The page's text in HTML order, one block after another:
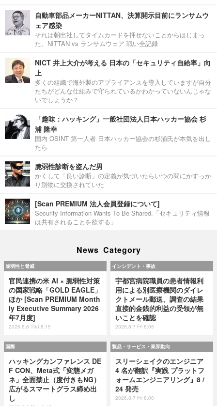
自動車部品メーカーNITTAN、決算開示目前にランサムウ
ェア感染
それは朝出社してタイムカードを押せないことからはじまっ
た。NITTAN vs ランサムウェア 戦い全記録
NICT 井上大介が考える 日本の「セキュリティ自給率」向
上
多くの組織で海外製のアプライアンスを導入していますが自分
たちがどんな仕組みで守られているかわかっていないんじゃな
いでしょうか？
「趣味：ハッキング」一般社団法人日本ハッカー協会 杉
浦 隆幸
国内 OSINT 第一人者 日本ハッカー協会の杉浦氏が本気を出し
たら
脆弱性診断を盗んだ男
かくして「良い診断」の定義が気づいたらいつの間にかすっか
り別物に交換されていた
[Scan PREMIUM 法人会員登録について]
Security Information Wants To Be Shared.「セキュリティ情報
は共有されることを欲する」
News Category
脆弱性と脅威
官民連携の米 AI × 脆弱性対策
の国家戦略「GOLD EAGLE」
ほか [Scan PREMIUM Month
ly Executive Summary 2026
年7月度]
2026.8.6 Thu 8:15
インシデント・事故
宇都宮病院職員の患者情報利
用による別医療機関のダイレ
クトメール郵送、調査の結果
直接的金銭的利益の受領が無
いことを確認
2026.8.7 Fri 8:05
国際
ハッキングカンファレンス DE
F CON、Meta式「変態メガ
ネ」全面禁止（度付きもNG）
広がるスマートグラス締め出
し
製品・サービス・業界動向
スリーシェイクのエンジニア
4 名が翻訳『実践 プラットフ
ォームエンジニアリング』8 /
24 発売
2026.8.7 Fri 8:00